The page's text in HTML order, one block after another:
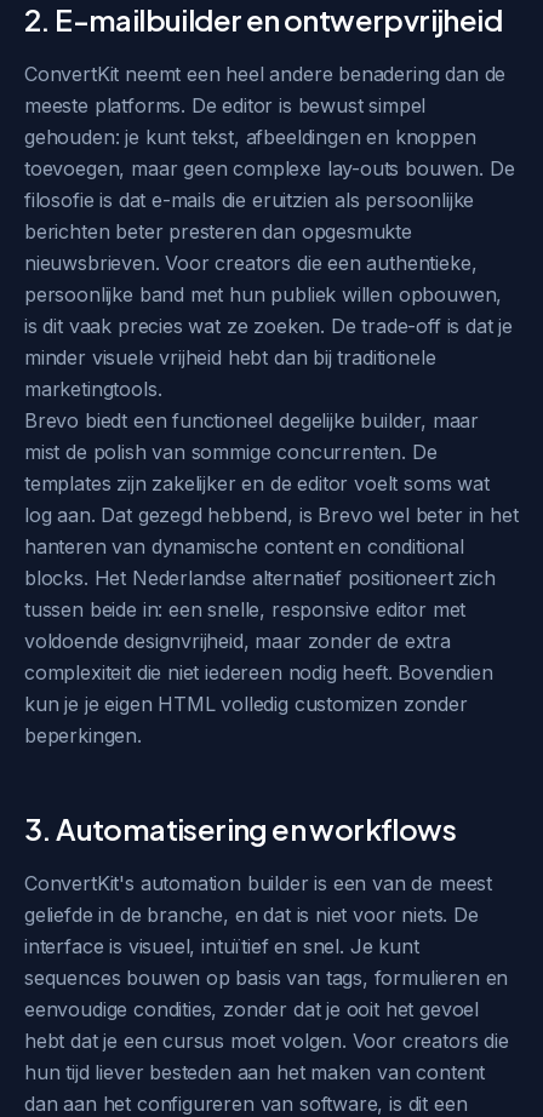
2. E-mailbuilder en ontwerpvrijheid
ConvertKit neemt een heel andere benadering dan de
meeste platforms. De editor is bewust simpel
gehouden: je kunt tekst, afbeeldingen en knoppen
toevoegen, maar geen complexe lay-outs bouwen. De
filosofie is dat e-mails die eruitzien als persoonlijke
berichten beter presteren dan opgesmukte
nieuwsbrieven. Voor creators die een authentieke,
persoonlijke band met hun publiek willen opbouwen,
is dit vaak precies wat ze zoeken. De trade-off is dat je
minder visuele vrijheid hebt dan bij traditionele
marketingtools.
Brevo biedt een functioneel degelijke builder, maar
mist de polish van sommige concurrenten. De
templates zijn zakelijker en de editor voelt soms wat
log aan. Dat gezegd hebbend, is Brevo wel beter in het
hanteren van dynamische content en conditional
blocks. Het Nederlandse alternatief positioneert zich
tussen beide in: een snelle, responsive editor met
voldoende designvrijheid, maar zonder de extra
complexiteit die niet iedereen nodig heeft. Bovendien
kun je je eigen HTML volledig customizen zonder
beperkingen.
3. Automatisering en workflows
ConvertKit's automation builder is een van de meest
geliefde in de branche, en dat is niet voor niets. De
interface is visueel, intuïtief en snel. Je kunt
sequences bouwen op basis van tags, formulieren en
eenvoudige condities, zonder dat je ooit het gevoel
hebt dat je een cursus moet volgen. Voor creators die
hun tijd liever besteden aan het maken van content
dan aan het configureren van software, is dit een